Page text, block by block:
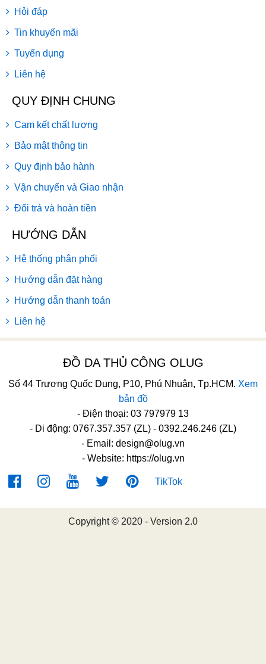
Hỏi đáp
Tin khuyến mãi
Tuyển dụng
Liên hệ
QUY ĐỊNH CHUNG
Cam kết chất lượng
Bảo mật thông tin
Quy định bảo hành
Vận chuyển và Giao nhận
Đổi trả và hoàn tiền
HƯỚNG DẪN
Hệ thống phân phối
Hướng dẫn đặt hàng
Hướng dẫn thanh toán
Liên hệ
ĐỒ DA THỦ CÔNG OLUG
Số 44 Trương Quốc Dung, P10, Phú Nhuận, Tp.HCM. Xem
bản đồ
- Điện thoại: 03 797979 13
- Di động: 0767.357.357 (ZL) - 0392.246.246 (ZL)
- Email: design@olug.vn
- Website: https://olug.vn
TikTok
Copyright © 2020 - Version 2.0